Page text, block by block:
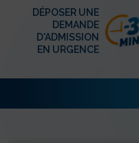
DÉPOSER UNE
DEMANDE
D'ADMISSION
EN URGENCE